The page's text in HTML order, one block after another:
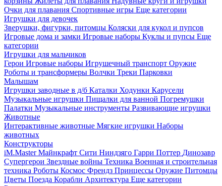
Очки для плавания Спортивные игры Еще категории
Игрушки для девочек
Зверушки, фигурки, питомцы Коляски для кукол и пупсов
Игровые дома и замки Игровые наборы Куклы и пупсы Еще
категории
Игрушки для мальчиков
Герои Игровые наборы Игрушечный транспорт Оружие
Роботы и трансформеры Волчки Треки Парковки
Малышам
Игрушки заводные в д/б Каталки Ходунки Карусели
Музыкальные игрушки Пищалки для ванной Погремушки
Палатки Музыкальные инструменты Развивающие игрушки
Животные
Интерактивные животные Мягкие игрушки Наборы
животных
Конструкторы
iM.Master Майнкрафт Сити Ниндзяго Гарри Поттер Динозавр
Супергерои Звездные войны Техника Военная и строительная
техника Роботы Космос Френдз Принцессы Оружие Питомцы
Цветы Поезда Корабли Архитектура Еще категории